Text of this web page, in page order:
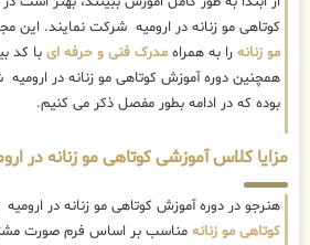
کوتاهی مو زنانه در ارومیه شرکت نمایند. این
مو زنانه را به همراه مدرک فنی و حرفه ای با کد
همچنین دوره آموزش کوتاهی مو زنانه در
بوده که در ادامه بطور مفصل ذکر می کنیم.
مزایا کلاس آموزشی کوتاهی مو زنانه در
هنرجو در دوره آموزش کوتاهی مو زنانه در
کوتاهی مو زنانه مناسب بر اساس فرم صورت